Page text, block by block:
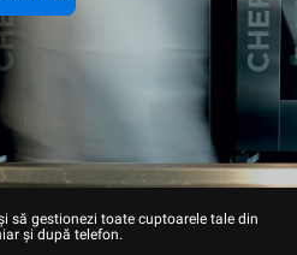
să gestionezi toate cuptoarele tale din
și după telefon.